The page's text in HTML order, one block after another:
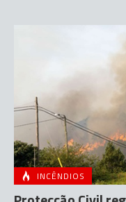
INCÊNDIOS